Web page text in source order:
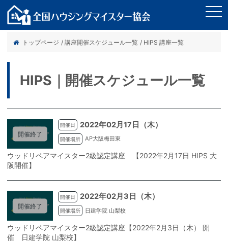
トップページ / 講座開催スケジュール一覧 / HIPS 講座一覧
HIPS｜開催スケジュール一覧
開催終了
開催日 2022年02月17日（木）
開催場所 AP大阪梅田東
ウッドリペアマイスター2級認定講座 【2022年2月17日 HIPS 大
阪開催】
開催終了
開催日 2022年02月3日（木）
開催場所 日建学院 山梨校
ウッドリペアマイスター2級認定講座【2022年2月3日（木） 開
催 日建学院 山梨校】